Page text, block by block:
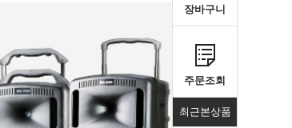
장바구니
주문조회
최근본상품